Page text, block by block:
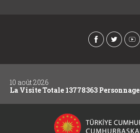
10 août 2026
La Visite Totale 13778363 Personnage